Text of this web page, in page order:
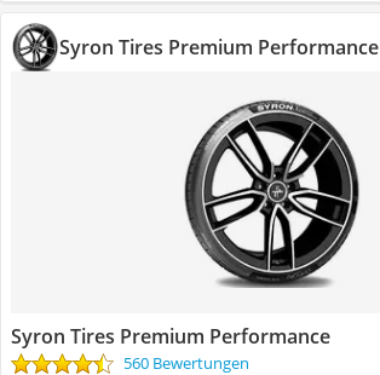
Syron Tires Premium Performance
Syron Tires Premium Performance
560 Bewertungen